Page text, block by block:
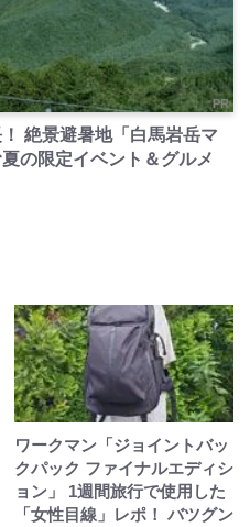
PR
絶景避暑地「白馬岩岳マ
の限定イベント＆グルメ
ワークマン「ジョイントバッ
クパック ファイナルエディシ
ョン」 1週間旅行で使用した
「女性目線」レポ！ バツグン